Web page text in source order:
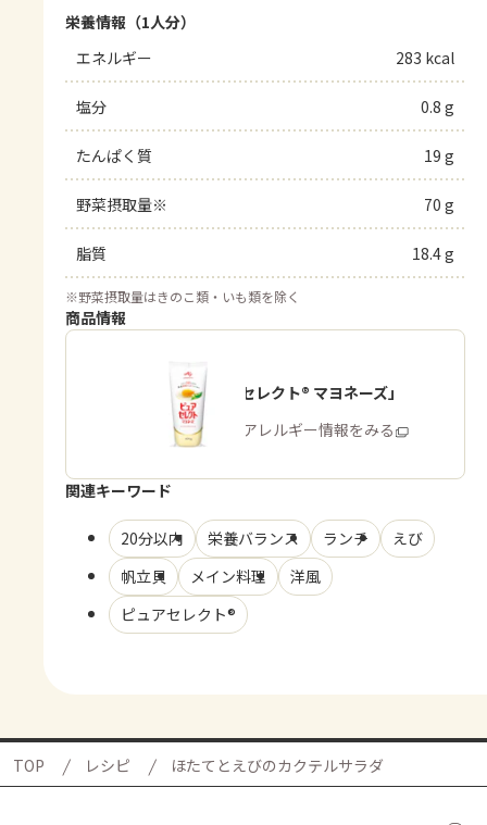
栄養情報（1人分）
エネルギー
283 kcal
塩分 0.8 g
たんぱく質 19 g
野菜摂取量※ 70 g
脂質 18.4 g
※野菜摂取量はきのこ類・いも類を除く
商品情報
「ピュアセレクト® マヨネーズ」
商品・アレルギー情報をみる
関連キーワード
20分以内 栄養バランス ランチ
えび
帆立貝
メイン料理
洋風
ピュアセレクト®
TOP レシピ ほたてとえびのカクテルサラダ